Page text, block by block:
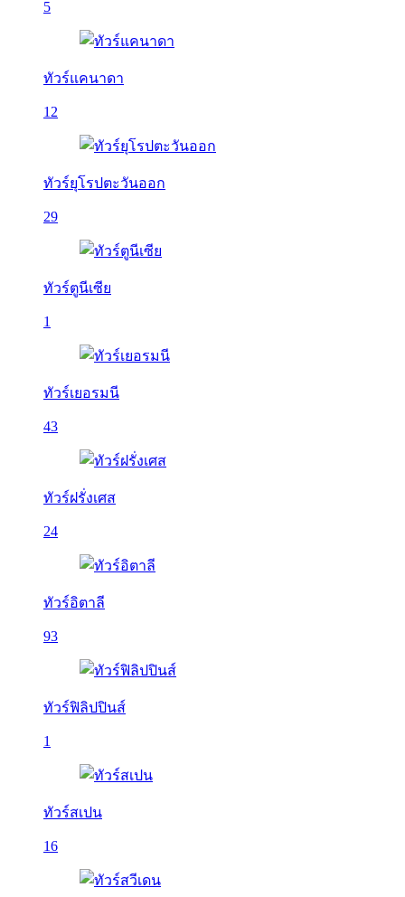
5
ทัวร์แคนาดา
12
ทัวร์ยุโรปตะวันออก
29
ทัวร์ตูนีเซีย
1
ทัวร์เยอรมนี
43
ทัวร์ฝรั่งเศส
24
ทัวร์อิตาลี
93
ทัวร์ฟิลิปปินส์
1
ทัวร์สเปน
16